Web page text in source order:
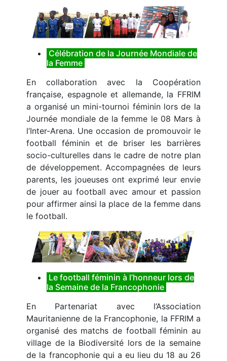
Célébration de la Journée Mondiale de
la Femme
En collaboration avec la Coopération
française, espagnole et allemande, la FFRIM
a organisé un mini-tournoi féminin lors de la
Journée mondiale de la femme le 08 Mars à
l’Inter-Arena. Une occasion de promouvoir le
football féminin et de briser les barrières
socio-culturelles dans le cadre de notre plan
de développement. Accompagnées de leurs
parents, les joueuses ont exprimé leur envie
de jouer au football avec amour et passion
pour affirmer ainsi la place de la femme dans
le football.
Le football féminin à l’honneur lors de
la Semaine de la Francophonie
En Partenariat avec l’Association
Mauritanienne de la Francophonie, la FFRIM a
organisé des matchs de football féminin au
village de la Biodiversité lors de la semaine
de la francophonie qui a eu lieu du 18 au 26